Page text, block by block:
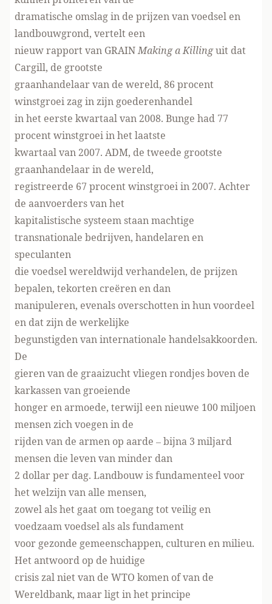
dramatische omslag in de prijzen van voedsel en
landbouwgrond, vertelt een
nieuw rapport van GRAINMaking a Killinguit dat
Cargill, de grootste
graanhandelaar van de wereld, 86 procent
winstgroei zag in zijn goederenhandel
in het eerste kwartaal van 2008. Bunge had 77
procent winstgroei in het laatste
kwartaal van 2007. ADM, de tweede grootste
graanhandelaar in de wereld,
registreerde 67 procent winstgroei in 2007. Achter
de aanvoerders van het
kapitalistische systeem staan machtige
transnationale bedrijven, handelaren en
speculanten
die voedsel wereldwijd verhandelen, de prijzen
bepalen, tekorten creëren en dan
manipuleren, evenals overschotten in hun voordeel
en dat zijn de werkelijke
begunstigden van internationale handelsakkoorden.
De
gieren van de graaizucht vliegen rondjes boven de
karkassen van groeiende
honger en armoede, terwijl een nieuwe 100 miljoen
mensen zich voegen in de
rijden van de armen op aarde – bijna 3 miljard
mensen die leven van minder dan
2 dollar per dag. Landbouw is fundamenteel voor
het welzijn van alle mensen,
zowel als het gaat om toegang tot veilig en
voedzaam voedsel als als fundament
voor gezonde gemeenschappen, culturen en milieu.
Het antwoord op de huidige
crisis zal niet van de WTO komen of van de
Wereldbank, maar ligt in het principe